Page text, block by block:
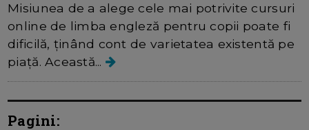
Misiunea de a alege cele mai potrivite cursuri
online de limba engleză pentru copii poate fi
dificilă, ținând cont de varietatea existentă pe
piață. Această...
Pagini: